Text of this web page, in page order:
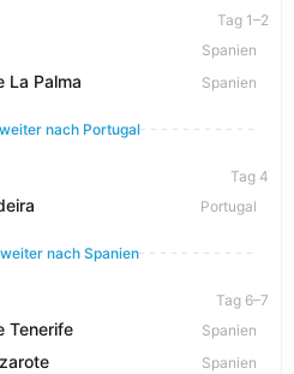
Tag 1–2
Spanien
La Palma Spanien
weiter nach Portugal
Tag 4
Portugal
weiter nach Spanien
Tag 6–7
Tenerife
Spanien
Spanien